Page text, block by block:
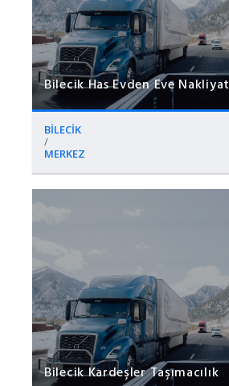
Bilecik Has Evden Eve Nakliyat
BİLECİK
/
MERKEZ
Bilecik Kardeşler Taşımacılık